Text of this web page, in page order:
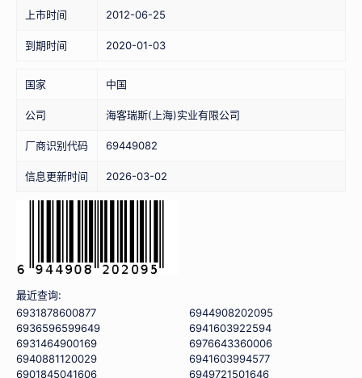
上市时间 2012-06-25
到期时间 2020-01-03
国家 中国
公司 海客瑞斯(上海)实业有限公司
厂商识别代码 69449082
信息更新时间 2026-03-02
最近查询:
6931878600877
6944908202095
6936596599649
6941603922594
6931464900169
6976643360006
6940881120029
6941603994577
6901845041606
6949721501646